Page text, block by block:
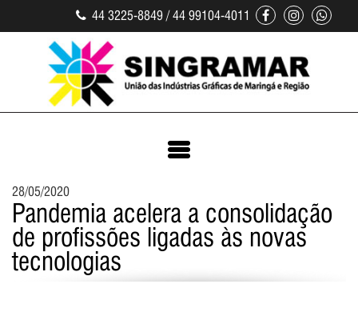
44 3225-8849 / 44 99104-4011
28/05/2020
Pandemia acelera a consolidação
de profissões ligadas às novas
tecnologias